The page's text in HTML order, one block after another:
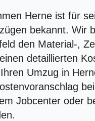
Herne ist für
bekannt. Wir
den Material-,
detaillierten
Umzug in
Jobcenter oder